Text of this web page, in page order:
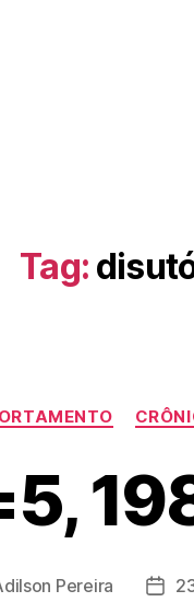
Tag:
Pereira
Data